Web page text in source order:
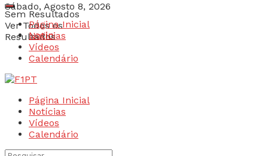
Sábado, Agosto 8, 2026
Login
Sem Resultados
Ver Todos os
Resultados
Página Inicial
Notícias
Vídeos
Calendário
Página Inicial
Notícias
Vídeos
Calendário